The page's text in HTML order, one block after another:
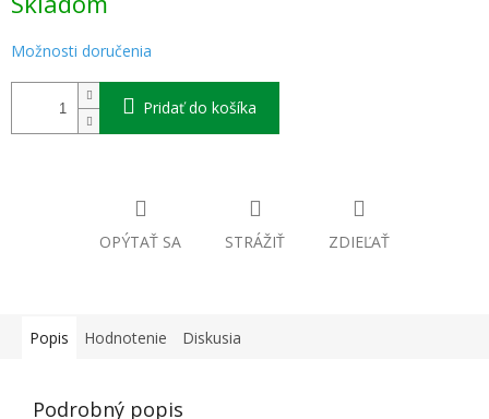
cena:
Možnosti doručenia
Pridať do košíka
OPÝTAŤ SA STRÁŽIŤ ZDIEĽAŤ
Popis Hodnotenie Diskusia
Podrobný popis